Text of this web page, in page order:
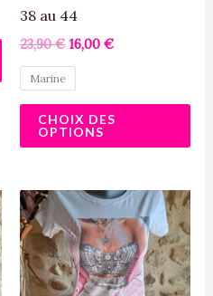
38 au 44
23,90€ 16,00 €
Marine
CHOIX DES
OPTIONS
Ce
produit
a
plusieurs
Ce
a